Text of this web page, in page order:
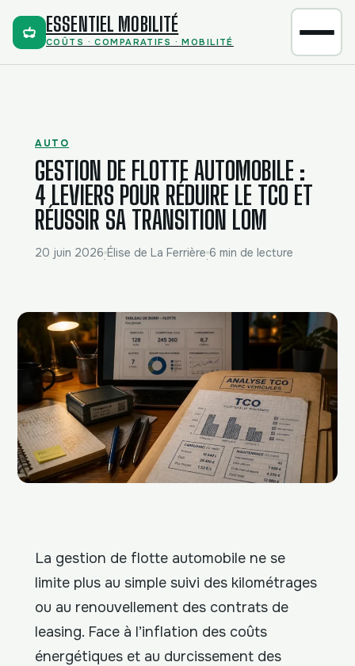
ESSENTIEL MOBILITÉ
COÛTS · COMPARATIFS · MOBILITÉ
AUTO
GESTION DE FLOTTE AUTOMOBILE :
4 LEVIERS POUR RÉDUIRE LE TCO ET
RÉUSSIR SA TRANSITION LOM
20 juin 2026·Élise de La Ferrière·6 min de lecture
La gestion de flotte automobile ne se
limite plus au simple suivi des kilométrages
ou au renouvellement des contrats de
leasing. Face à l’inflation des coûts
énergétiques et au durcissement des